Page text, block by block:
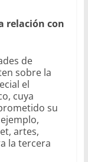
relación con
de
sobre la
el
cuya
su
artes,
la tercera